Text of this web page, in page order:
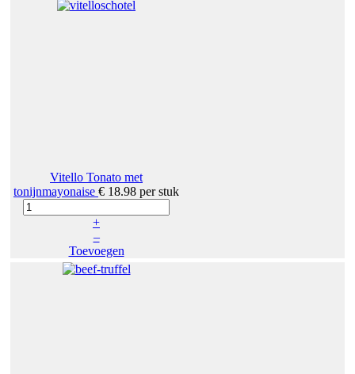
Vitello Tonato met
tonijnmayonaise € 18.98 per stuk
+
–
Toevoegen